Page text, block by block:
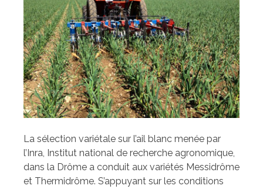
La sélection variétale sur l’ail blanc menée par
l’Inra, Institut national de recherche agronomique,
dans la Drôme a conduit aux variétés Messidrôme
et Thermidrôme. S’appuyant sur les conditions